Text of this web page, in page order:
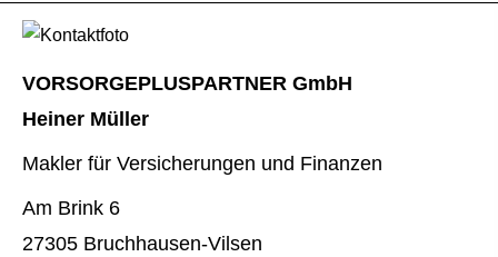
VORSORGEPLUSPARTNER GmbH
Heiner Müller
Makler für Versicherungen und Finanzen
Am Brink 6
27305 Bruchhausen-Vilsen